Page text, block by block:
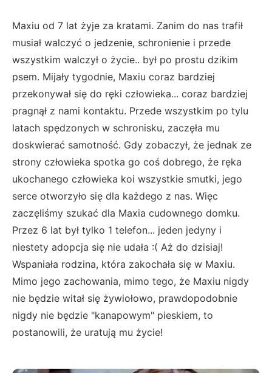
Maxiu od 7 lat żyje za kratami. Zanim do nas trafił
musiał walczyć o jedzenie, schronienie i przede
wszystkim walczył o życie.. był po prostu dzikim
psem. Mijały tygodnie, Maxiu coraz bardziej
przekonywał się do ręki człowieka... coraz bardziej
pragnął z nami kontaktu. Przede wszystkim po tylu
latach spędzonych w schronisku, zaczęła mu
doskwierać samotność. Gdy zobaczył, że jednak ze
strony człowieka spotka go coś dobrego, że ręka
ukochanego człowieka koi wszystkie smutki, jego
serce otworzyło się dla każdego z nas. Więc
zaczęliśmy szukać dla Maxia cudownego domku.
Przez 6 lat był tylko 1 telefon... jeden jedyny i
niestety adopcja się nie udała :( Aż do dzisiaj!
Wspaniała rodzina, która zakochała się w Maxiu.
Mimo jego zachowania, mimo tego, że Maxiu nigdy
nie będzie witał się żywiołowo, prawdopodobnie
nigdy nie będzie "kanapowym" pieskiem, to
postanowili, że uratują mu życie!